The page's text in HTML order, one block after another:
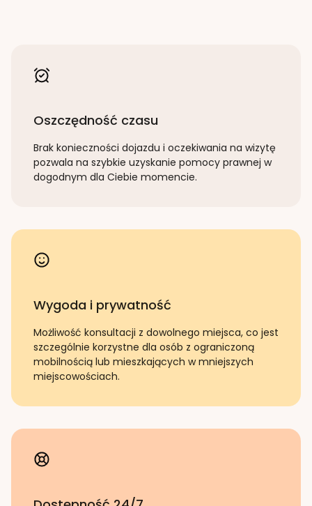
Oszczędność czasu
Brak konieczności dojazdu i oczekiwania na wizytę
pozwala na szybkie uzyskanie pomocy prawnej w
dogodnym dla Ciebie momencie.
Wygoda i prywatność
Możliwość konsultacji z dowolnego miejsca, co jest
szczególnie korzystne dla osób z ograniczoną
mobilnością lub mieszkających w mniejszych
miejscowościach.